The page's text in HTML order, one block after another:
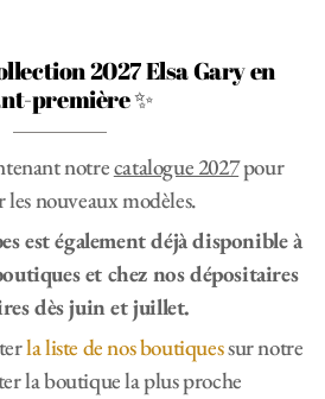
les morphologies avec une coupe
est accentué par un bandeau
une touche de sophistication. Les
transparente, ornées de petits
2027 Elsa Gary en
première ✨
notrecatalogue 2027pour
nouveaux modèles.
est également déjà disponible à
et chez nos dépositaires
dès juin et juillet.
la liste de nos boutiquessur notre
la boutique la plus proche